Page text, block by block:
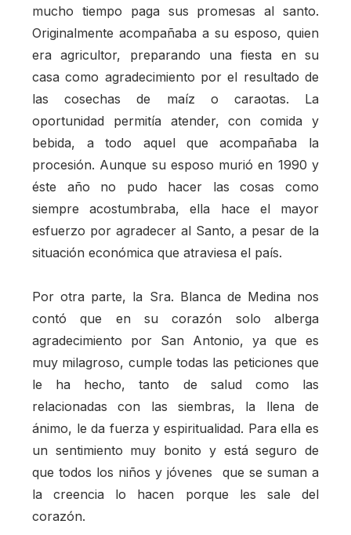
mucho tiempo paga sus promesas al santo.
Originalmente acompañaba a su esposo, quien
era agricultor, preparando una fiesta en su
casa como agradecimiento por el resultado de
las cosechas de maíz o caraotas. La
oportunidad permitía atender, con comida y
bebida, a todo aquel que acompañaba la
procesión. Aunque su esposo murió en 1990 y
éste año no pudo hacer las cosas como
siempre acostumbraba, ella hace el mayor
esfuerzo por agradecer al Santo, a pesar de la
situación económica que atraviesa el país.
Por otra parte, la Sra. Blanca de Medina nos
contó que en su corazón solo alberga
agradecimiento por San Antonio, ya que es
muy milagroso, cumple todas las peticiones que
le ha hecho, tanto de salud como las
relacionadas con las siembras, la llena de
ánimo, le da fuerza y espiritualidad. Para ella es
un sentimiento muy bonito y está seguro de
que todos los niños y jóvenes que se suman a
la creencia lo hacen porque les sale del
corazón.